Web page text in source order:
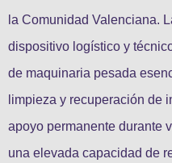
la Comunidad Valenciana.
dispositivo logístico y
de maquinaria pesada
limpieza y recuperación de
apoyo permanente durante
una elevada capacidad de